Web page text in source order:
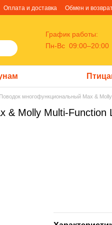
Оплата и доставка Обмен и
График работы:
Пн-Вс 09:00–20:00
Поводок многофункциональный Max &
& Molly Multi-Function